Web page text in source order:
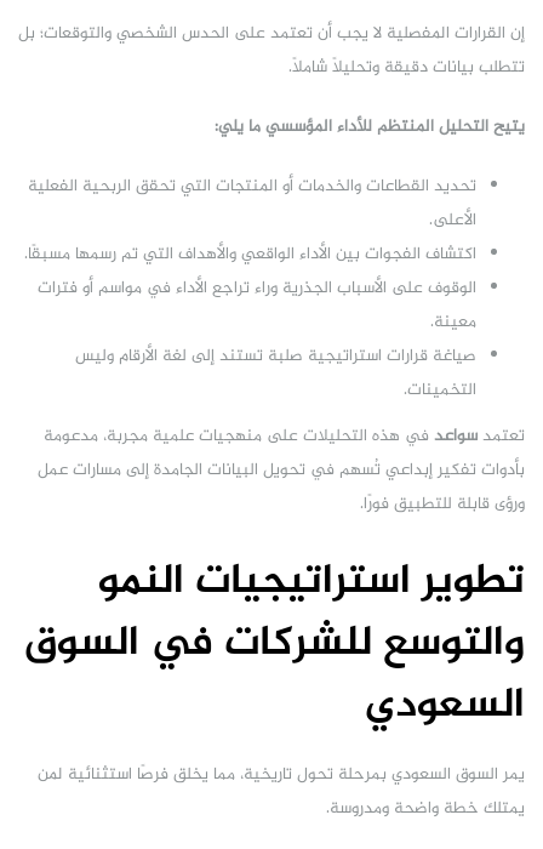
إن القرارات المفصلية لا يجب أن تعتمد على الحدس الشخصي والتوقعات؛ بل
تتطلب بيانات دقيقة وتحليلاً شاملاً.
يتيح التحليل المنتظم للأداء المؤسسي ما يلي:
تحديد القطاعات والخدمات أو المنتجات التي تحقق الربحية الفعلية
الأعلى.
اكتشاف الفجوات بين الأداء الواقعي والأهداف التي تم رسمها مسبقًا.
الوقوف على الأسباب الجذرية وراء تراجع الأداء في مواسم أو فترات
معينة.
صياغة قرارات استراتيجية صلبة تستند إلى لغة الأرقام وليس
التخمينات.
تعتمدسواعد في هذه التحليلات على منهجيات علمية مجربة، مدعومة
بأدوات تفكير إبداعي تُسهم في تحويل البيانات الجامدة إلى مسارات عمل
ورؤى قابلة للتطبيق فورًا.
تطوير استراتيجيات النمو
والتوسع للشركات في السوق
السعودي
يمر السوق السعودي بمرحلة تحول تاريخية، مما يخلق فرصًا استثنائية لمن
يمتلك خطة واضحة ومدروسة.